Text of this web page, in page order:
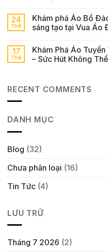
24
Th6
Khám phá Áo Bồ
sáng tạo tại Vua Áo
17
Th6
Khám Phá Áo
– Sức Hút Không
RECENT COMMENTS
DANH MỤC
Blog (32)
Chưa phân loại (16)
Tin Tức (4)
LƯU TRỮ
Tháng 7 2026 (2)